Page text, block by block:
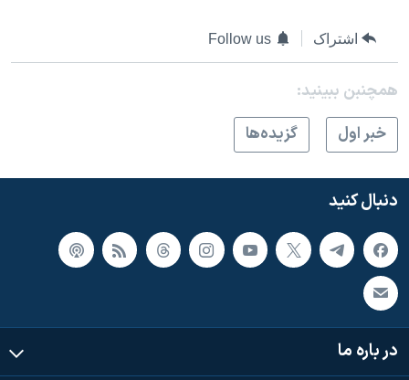
اشتراک Follow us
همچنبن ببینید:
خبر اول
گزيده‌ها
دنبال کنید
در باره ما